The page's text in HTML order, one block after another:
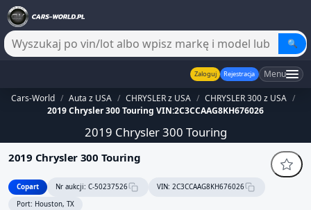
🔍
Zaloguj Rejestracja Menu
Cars-World / Auta z USA / CHRYSLER z USA / CHRYSLER 300 z USA /
2019 Chrysler 300 Touring VIN:2C3CCAAG8KH676026
2019 Chrysler 300 Touring
2019 Chrysler 300 Touring
Copart Nr aukcji: C-50237526
VIN: 2C3CCAAG8KH676026
Port: Houston, TX